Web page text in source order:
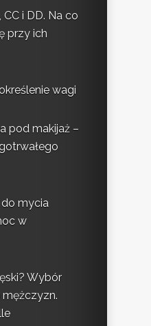
CC i DD. Na co
przy ich
wagi
pod makijaż –
do mycia
w
Wybór